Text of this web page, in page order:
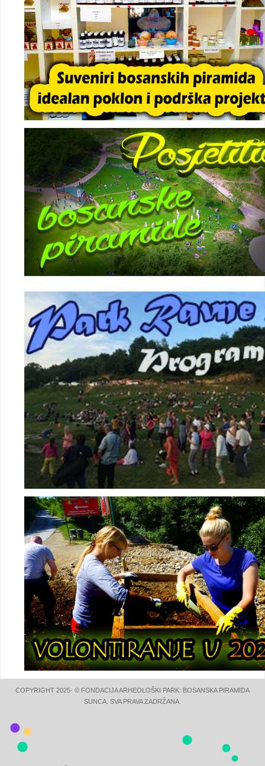
COPYRIGHT 2025- © FONDACIJA ARHEOLOŠKI PARK: BOSANSKA PIRAMIDA
SUNCA. SVA PRAVA ZADRŽANA.